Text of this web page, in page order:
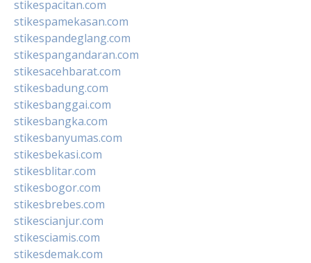
stikespacitan.com
stikespamekasan.com
stikespandeglang.com
stikespangandaran.com
stikesacehbarat.com
stikesbadung.com
stikesbanggai.com
stikesbangka.com
stikesbanyumas.com
stikesbekasi.com
stikesblitar.com
stikesbogor.com
stikesbrebes.com
stikescianjur.com
stikesciamis.com
stikesdemak.com